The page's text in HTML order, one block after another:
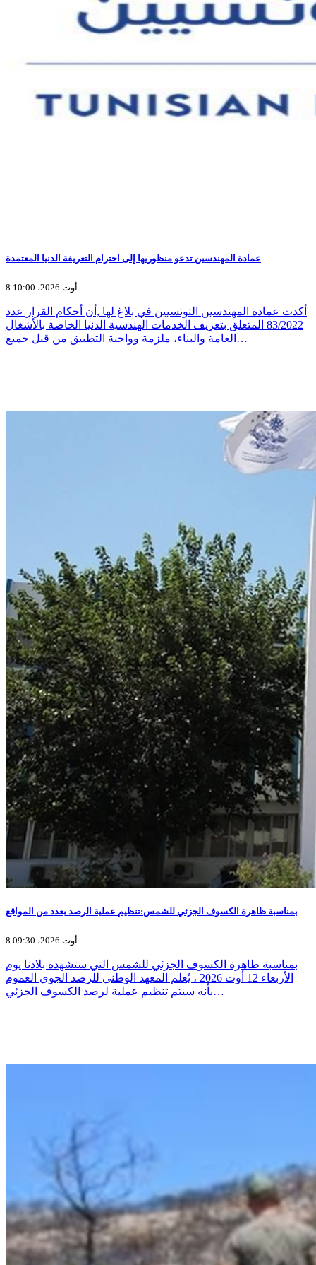
عمادة المهندسين تدعو منظوريها إلى احترام التعريفة الدنيا المعتمدة
8 أوت 2026، 10:00
أكدت عمادة المهندسين التونسيين في بلاغ لها ,أن أحكام القرار عدد
83/2022 المتعلق بتعريف الخدمات الهندسية الدنيا الخاصة بالأشغال
العامة والبناء، ملزمة وواجبة التطبيق من قبل جميع…
بمناسبة ظاهرة الكسوف الجزئي للشمس:تنظيم عملية الرصد بعدد من المواقع
8 أوت 2026، 09:30
بمناسبة ظاهرة الكسوف الجزئي للشمس التي ستشهده بلادنا يوم
الأربعاء 12 أوت 2026 ، يُعلم المعهد الوطني للرصد الجوي العموم
بأنه سيتم تنظيم عملية لرصد الكسوف الجزئي…